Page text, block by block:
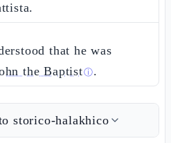
that he was
the Baptistⓘ.
storico-halakhico